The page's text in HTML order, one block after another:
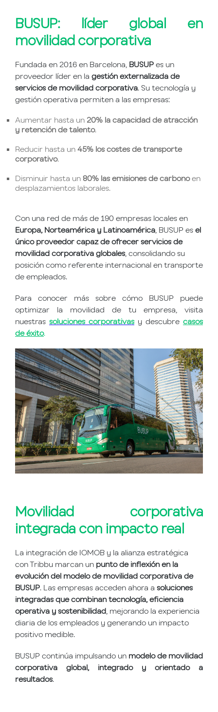
BUSUP: líder global en
movilidad corporativa
Fundada en 2016 en Barcelona, BUSUP es un
proveedor líder en la gestión externalizada de
servicios de movilidad corporativa. Su tecnología y
gestión operativa permiten a las empresas:
Aumentar hasta un 20% la capacidad de atracción
y retención de talento.
Reducir hasta un 45% los costes de transporte
corporativo.
Disminuir hasta un 80% las emisiones de carbonoen
desplazamientos laborales.
Con una red de más de 190 empresas locales en
Europa, Norteamérica y Latinoamérica , BUSUP es el
único proveedor capaz de ofrecer servicios de
movilidad corporativa globales, consolidando su
posición como referente internacional en transporte
de empleados.
Para conocer más sobre cómo BUSUP puede
optimizar la movilidad de tu empresa, visita
nuestras soluciones corporativasy descubre casos
de éxito.
Movilidad corporativa
integrada con impacto real
La integración de IOMOB y la alianza estratégica
con Tribbu marcan un punto de inflexión en la
evolución del modelo de movilidad corporativa de
BUSUP. Las empresas acceden ahora a soluciones
integradas que combinan tecnología, eficiencia
operativa y sostenibilidad , mejorando la experiencia
diaria de los empleados y generando un impacto
positivo medible.
BUSUP continúa impulsando un modelo de movilidad
corporativa global, integrado y orientado a
resultados.